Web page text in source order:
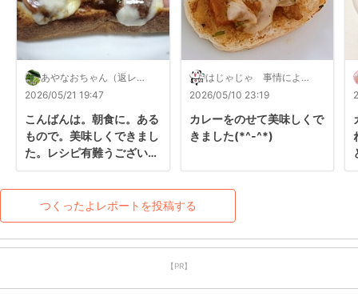
あやなおちゃん（返レポ
します）
2026/05/21 19:47
こんばんは。朝食に。ある
もので。美味しくできまし
た。レシピ有難うございま
はじゃじゃ 事情により
対応遅くなります
2026/05/10 23:19
カレーをのせて美味しくで
きました(*^-^*)
つくったよレポートを投稿する
【PR】